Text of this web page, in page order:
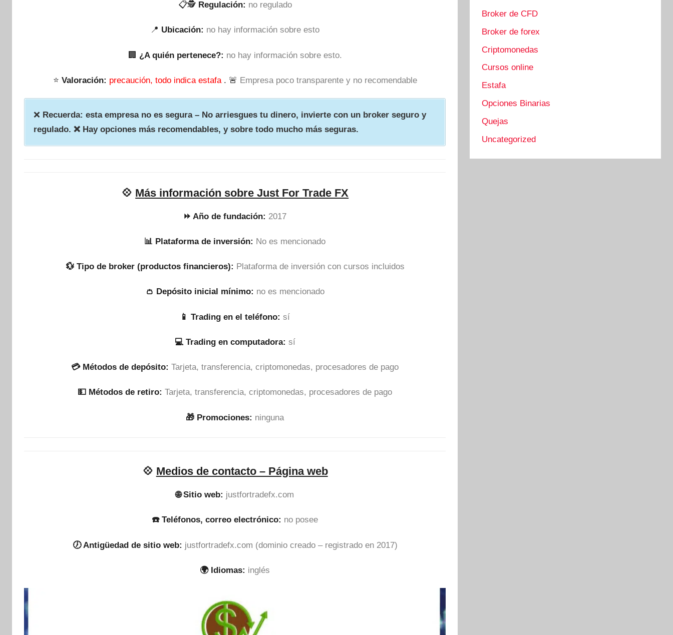
📋🕵 Regulación: no regulado
📍 Ubicación: no hay información sobre esto
🏢 ¿A quién pertenece?: no hay información sobre esto.
⭐ Valoración: precaución, todo indica estafa . 🚨 Empresa poco transparente y no recomendable
❌ Recuerda: esta empresa no es segura – No arriesgues tu dinero, invierte con un broker seguro y
regulado. ❌ Hay opciones más recomendables, y sobre todo mucho más seguras.
💠 Más información sobre Just For Trade FX
⏩ Año de fundación: 2017
📊 Plataforma de inversión: No es mencionado
💱 Tipo de broker (productos financieros): Plataforma de inversión con cursos incluidos
👛 Depósito inicial mínimo: no es mencionado
📱 Trading en el teléfono: sí
💻 Trading en computadora: sí
💳 Métodos de depósito: Tarjeta, transferencia, criptomonedas, procesadores de pago
💵​ Métodos de retiro: Tarjeta, transferencia, criptomonedas, procesadores de pago
🎁 Promociones: ninguna
💠 Medios de contacto – Página web
🌐 Sitio web: justfortradefx.com
☎️ Teléfonos, correo electrónico: no posee
🕖 Antigüedad de sitio web: justfortradefx.com (dominio creado – registrado en 2017)
🌍 Idiomas: inglés
Broker de CFD
Broker de forex
Criptomonedas
Cursos online
Estafa
Opciones Binarias
Quejas
Uncategorized